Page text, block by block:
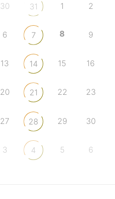
30 31 1 2
6 7 8 9
13 14 15 16
20 21 22 23
27 28 29 30
3 4 5 6